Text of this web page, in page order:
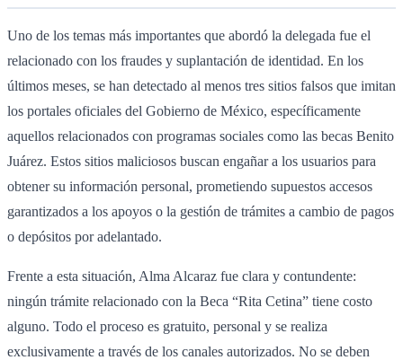
Uno de los temas más importantes que abordó la delegada fue el
relacionado con los fraudes y suplantación de identidad. En los
últimos meses, se han detectado al menos tres sitios falsos que imitan
los portales oficiales del Gobierno de México, específicamente
aquellos relacionados con programas sociales como las becas Benito
Juárez. Estos sitios maliciosos buscan engañar a los usuarios para
obtener su información personal, prometiendo supuestos accesos
garantizados a los apoyos o la gestión de trámites a cambio de pagos
o depósitos por adelantado.
Frente a esta situación, Alma Alcaraz fue clara y contundente:
ningún trámite relacionado con la Beca “Rita Cetina” tiene costo
alguno. Todo el proceso es gratuito, personal y se realiza
exclusivamente a través de los canales autorizados. No se deben